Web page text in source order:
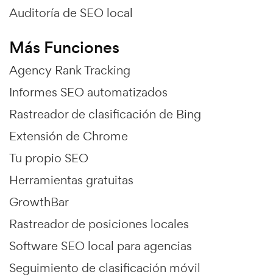
Auditoría de SEO local
Más Funciones
Agency Rank Tracking
Informes SEO automatizados
Rastreador de clasificación de Bing
Extensión de Chrome
Tu propio SEO
Herramientas gratuitas
GrowthBar
Rastreador de posiciones locales
Software SEO local para agencias
Seguimiento de clasificación móvil